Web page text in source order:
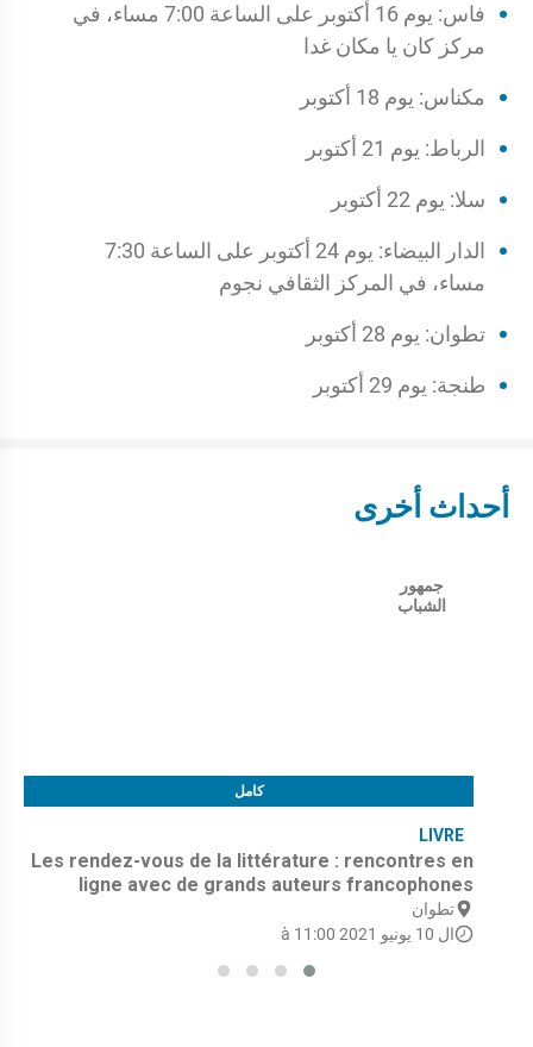
فاس: يوم 16 أكتوبر على الساعة 7:00 مساء، في
مركز كان يا مكان غدا
مكناس: يوم 18 أكتوبر
الرباط: يوم 21 أكتوبر
سلا: يوم 22 أكتوبر
الدار البيضاء: يوم 24 أكتوبر على الساعة 7:30
مساء، في المركز الثقافي نجوم
تطوان: يوم 28 أكتوبر
طنجة: يوم 29 أكتوبر
أحداث أخرى
كامل
جمهور
الشباب
LIVRE
Les rendez-vous de la littérature : rencontres en
ligne avec de grands auteurs francophones
تطوان
ال 10 يونيو 2021 à 11:00